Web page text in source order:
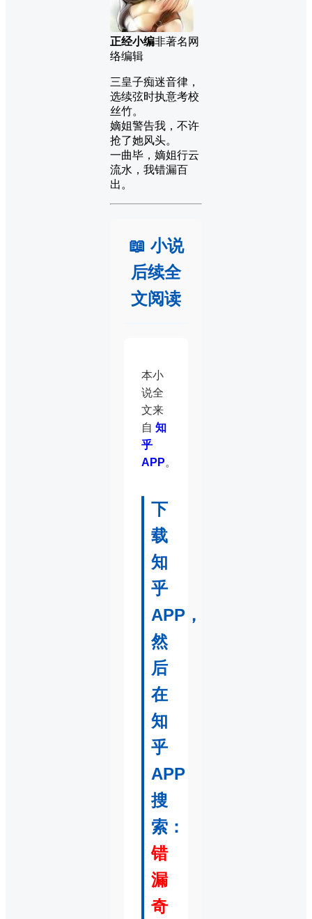
正经小编非著名网
络编辑
三皇子痴迷音律，
选续弦时执意考校
丝竹。
嫡姐警告我，不许
抢了她风头。
一曲毕，嫡姐行云
流水，我错漏百
出。
📖 小说
后续全
文阅读
本小
说全
文来
自 知
乎
APP。
下
载
知
乎
APP，
然
后
在
知
乎
APP
搜
索：
错
漏
奇